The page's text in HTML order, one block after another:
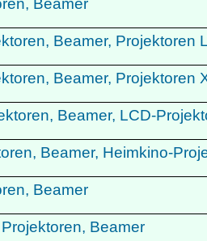
Beamer
Beamer, Projektoren
Beamer, Projektoren
Beamer, LCD-
Beamer, Heimkino-
Beamer
Projektoren, Beamer